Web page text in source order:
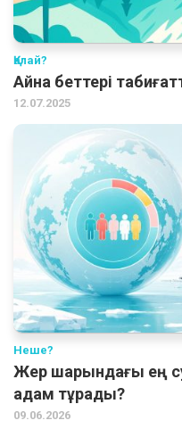
Қалай?
Айна беттері
12.07.2025
Неше?
Жер шарындағы ең
адам тұрады?
09.06.2026